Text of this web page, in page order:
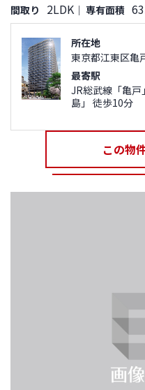
間取り 2LDK ｜ 専有面積
所在地
東京都江東区亀
最寄駅
JR総武線「亀戸
島」 徒歩10分
この物